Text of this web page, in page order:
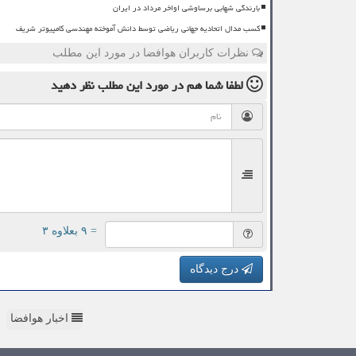
بارندگی شهابی برساوشی اواخر مرداد در ایران
کسب مدال اتحادیه جهانی ریاضی توسط دانش آموخته مهندسی کامپیوتر شریف
نظرات کاربران هوافضا در مورد این مطلب
لطفا شما همدر مورد این مطلبنظر دهید
= ۹ بعلاوه ۳
درج دیدگاه
اخبار هوافضا